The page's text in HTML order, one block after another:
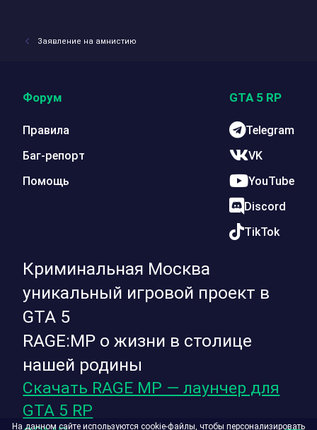
Заявление на амнистию
Криминальная Москва
уникальный игровой проект в
GTA 5
RAGE:MP о жизни в столице
нашей родины
Скачать RAGE MP — лаунчер для
GTA 5 RP
Форум
Правила
Баг-репорт
Помощь
GTA 5 RP
Telegram
VK
YouTube
Discord
TikTok
На данном сайте используются cookie-файлы, чтобы персонализировать